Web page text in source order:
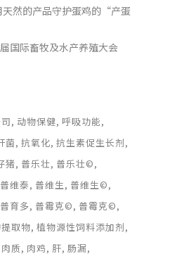
天然的产品守护蛋鸡的“产蛋
国际畜牧及水产养殖大会
动物保健 呼吸功能
菌 抗氧化 抗生素促生长剂
猪 普乐壮 普乐壮©
普维泰 普维生 普维生©
普育多 普霉克© 普霉克©
取物 植物源性饲料添加剂
肉质 肉鸡 肝 肠漏